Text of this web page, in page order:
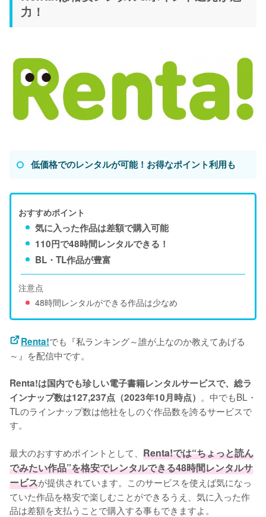
力！
低価格でのレンタルが可能！お得なポイント利用も
おすすめポイント
気に入った作品は差額で購入可能
110円で48時間レンタルできる！
BL・TL作品が豊富
注意点
48時間レンタルができる作品は少なめ
Renta!でも『私ランキング～誰が上なのか教えてあげる
～』を配信中です。
Renta!は国内でも珍しい電子書籍レンタルサービスで、総ラ
インナップ数は127,237点（2023年10月時点） 。中でもBL・
TLのラインナップ数は他社をしのぐ作品数を誇るサービスで
す。
最大のおすすめポイントとして、 Renta!では“ちょっと読ん
でみたい作品”を格安でレンタルできる48時間レンタルサ
ービスが提供されています。このサービスを使えば気になっ
ていた作品を格安で楽しむことができるうえ、気に入った作
品は差額を支払うことで購入する事もできますよ。